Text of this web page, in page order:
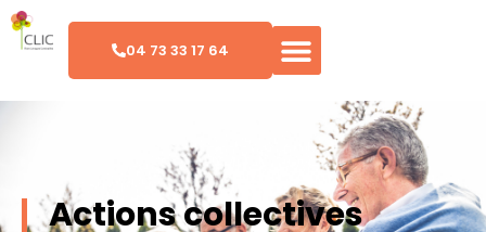
04 73 33 17 64
Actions collectives